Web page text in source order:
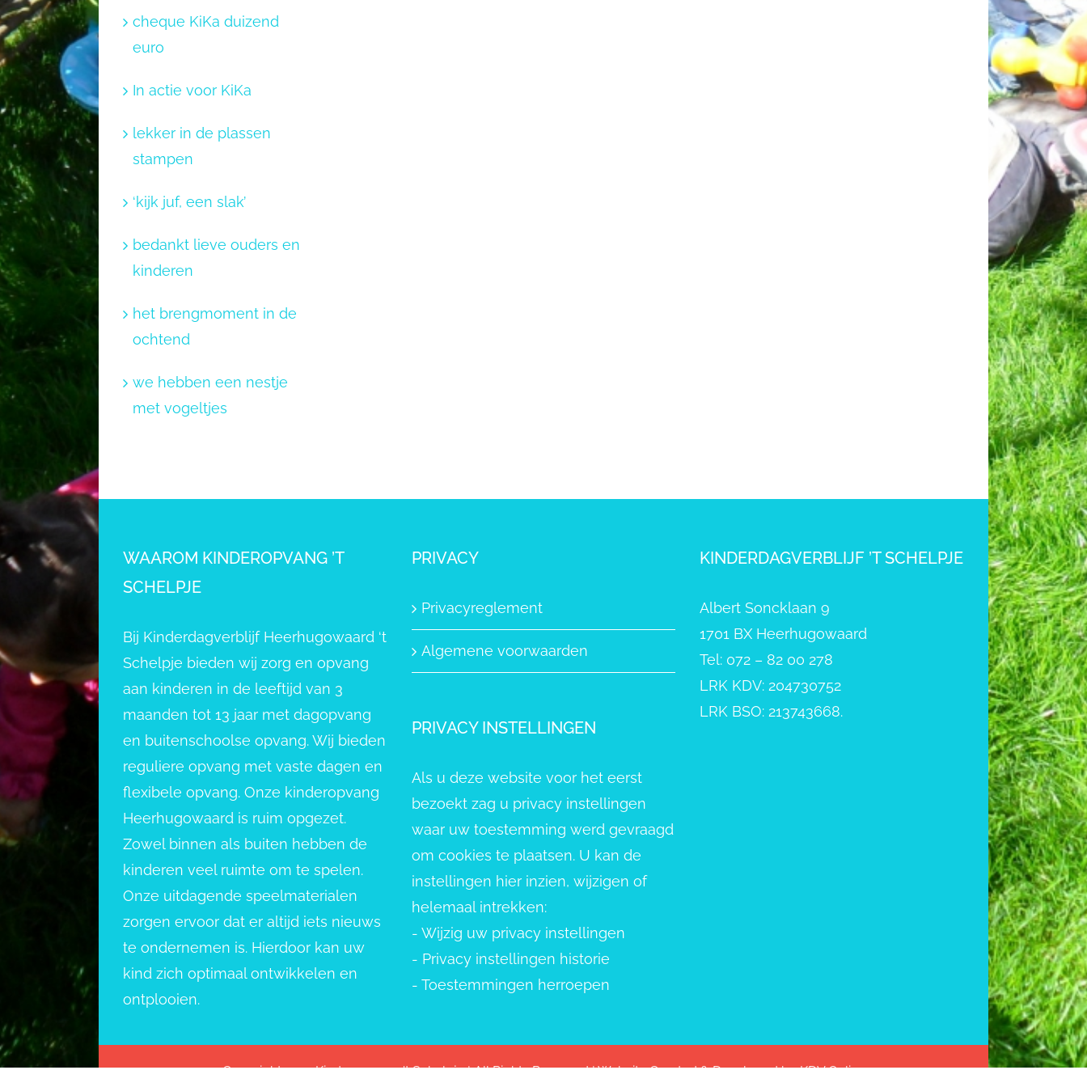
cheque KiKa duizend
euro
In actie voor KiKa
lekker in de plassen
stampen
‘kijk juf, een slak’
bedankt lieve ouders en
kinderen
het brengmoment in de
ochtend
we hebben een nestje
met vogeltjes
WAAROM KINDEROPVANG ’T
SCHELPJE
Bij Kinderdagverblijf Heerhugowaard ‘t
Schelpje bieden wij zorg en opvang
aan kinderen in de leeftijd van 3
maanden tot 13 jaar met dagopvang
en buitenschoolse opvang. Wij bieden
reguliere opvang met vaste dagen en
flexibele opvang. Onze kinderopvang
Heerhugowaard is ruim opgezet.
Zowel binnen als buiten hebben de
kinderen veel ruimte om te spelen.
Onze uitdagende speelmaterialen
zorgen ervoor dat er altijd iets nieuws
te ondernemen is. Hierdoor kan uw
kind zich optimaal ontwikkelen en
ontplooien.
PRIVACY
Privacyreglement
Algemene voorwaarden
PRIVACY INSTELLINGEN
Als u deze website voor het eerst
bezoekt zag u privacy instellingen
waar uw toestemming werd gevraagd
om cookies te plaatsen. U kan de
instellingen hier inzien, wijzigen of
helemaal intrekken:
- Wijzig uw privacy instellingen
- Privacy instellingen historie
- Toestemmingen herroepen
KINDERDAGVERBLIJF ’T SCHELPJE
Albert Soncklaan 9
1701 BX Heerhugowaard
Tel: 072 – 82 00 278
LRK KDV: 204730752
LRK BSO: 213743668.
Copyright 2022 Kinderopvang 't Schelpje | All Rights Reserved | Website Created & Developed byKDV Online